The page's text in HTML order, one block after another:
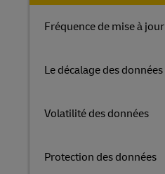
Fréquence de mise à jour
Le décalage des données
Volatilité des données
Protection des données